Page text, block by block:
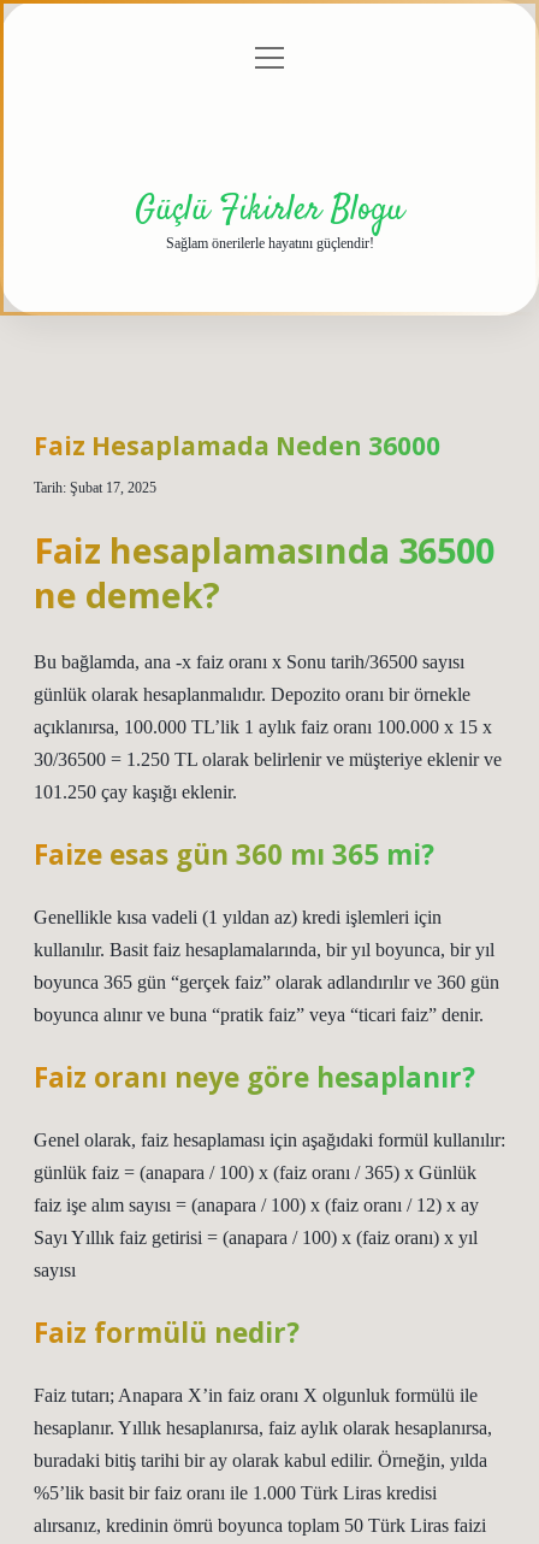
menüyü
Güçlü Fikirler Blogu
Sağlam önerilerle hayatını güçlendir!
Faiz Hesaplamada Neden 36000
Tarih: Şubat 17, 2025
Faiz hesaplamasında 36500
ne demek?
Bu bağlamda, ana -x faiz oranı x Sonu tarih/36500 sayısı
günlük olarak hesaplanmalıdır. Depozito oranı bir örnekle
açıklanırsa, 100.000 TL’lik 1 aylık faiz oranı 100.000 x 15 x
30/36500 = 1.250 TL olarak belirlenir ve müşteriye eklenir ve
101.250 çay kaşığı eklenir.
Faize esas gün 360 mı 365 mi?
Genellikle kısa vadeli (1 yıldan az) kredi işlemleri için
kullanılır. Basit faiz hesaplamalarında, bir yıl boyunca, bir yıl
boyunca 365 gün “gerçek faiz” olarak adlandırılır ve 360 ​​gün
boyunca alınır ve buna “pratik faiz” veya “ticari faiz” denir.
Faiz oranı neye göre hesaplanır?
Genel olarak, faiz hesaplaması için aşağıdaki formül kullanılır:
günlük faiz = (anapara / 100) x (faiz oranı / 365) x Günlük
faiz işe alım sayısı = (anapara / 100) x (faiz oranı / 12) x ay
Sayı Yıllık faiz getirisi = (anapara / 100) x (faiz oranı) x yıl
sayısı
Faiz formülü nedir?
Faiz tutarı; Anapara X’in faiz oranı X olgunluk formülü ile
hesaplanır. Yıllık hesaplanırsa, faiz aylık olarak hesaplanırsa,
buradaki bitiş tarihi bir ay olarak kabul edilir. Örneğin, yılda
%5’lik basit bir faiz oranı ile 1.000 Türk Liras kredisi
alırsanız, kredinin ömrü boyunca toplam 50 Türk Liras faizi